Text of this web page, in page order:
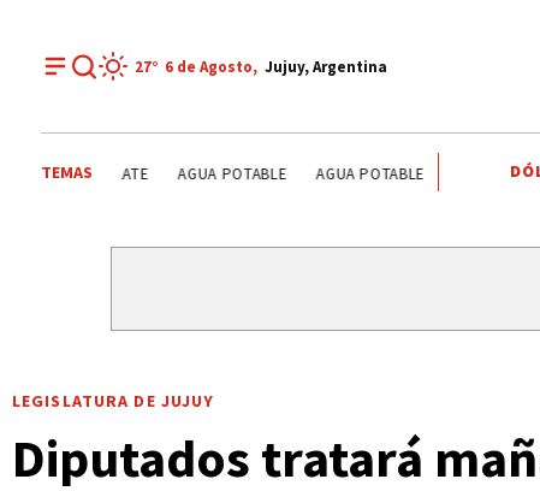
27° 6 de Agosto, Jujuy, Argentina
TEMASALERTA METEOROLÓGICO JAPÓN RIVER PLATE
LEGISLATURA DE JUJUY
Diputados tratará